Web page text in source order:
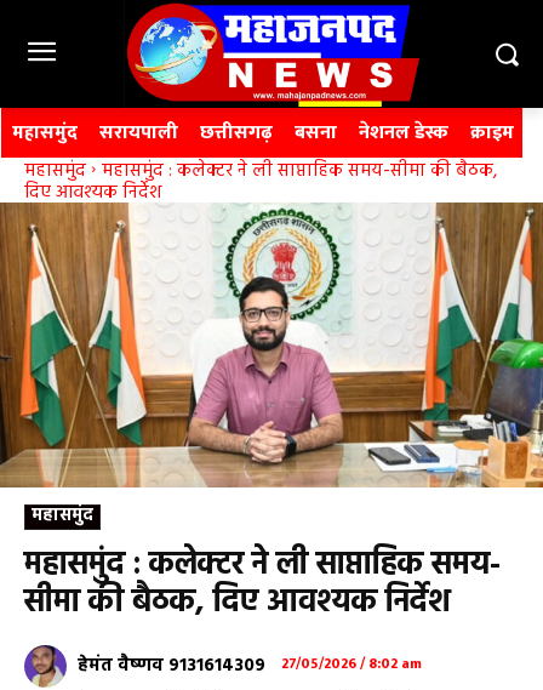
महासमुंद सरायपाली छत्तीसगढ़ बसना नेशनल डेस्क क्राइम
महासमुंद महासमुंद : कलेक्टर ने ली साप्ताहिक समय-सीमा की बैठक,
दिए आवश्यक निर्देश
महासमुंद
महासमुंद : कलेक्टर ने ली साप्ताहिक समय-
सीमा की बैठक, दिए आवश्यक निर्देश
हेमंत वैष्णव 9131614309 27/05/2026 / 8:02 am